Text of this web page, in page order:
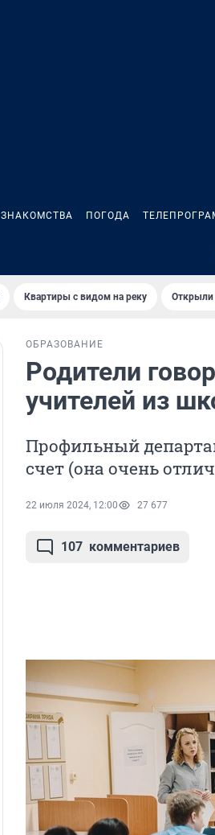
ЗНАКОМСТВА ПОГОДА
Квартиры с видом на реку Открыли
ОБРАЗОВАНИЕ
Родители
учителей из
Профильный
счет (она очень
22 июля 2024, 12:00 27 677
107 комментариев